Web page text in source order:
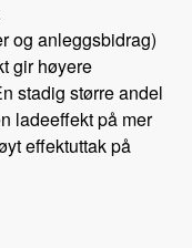
og anleggsbidrag)
gir høyere
stadig større andel
ladeeffekt på mer
effektuttak på